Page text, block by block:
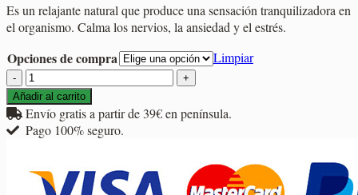
precios:
desde
hasta
Es un relajante natural que produce una sensación tranquilizadora en
el organismo. Calma los nervios, la ansiedad y el estrés.
Opciones de compra
Limpiar
Tila
Alpina
cantidad
Añadir al carrito
Envío gratis a partir de 39€ en península.
Pago 100% seguro.